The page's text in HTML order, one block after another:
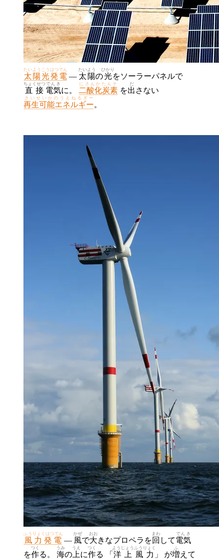
太陽光発電
たいようこうはつでん
— 太陽
たいよう
の光
ひかり
をソーラーパネルで
直接
ちょくせつ
電気
でんき
に。 二酸化炭素
にさんかたんそ
を出
だ
さない
再生可能エネルギー
さいせいかのうえねるぎー
。
風力発電
ふうりょくはつでん
— 風
かぜ
で大
おお
きなプロペラを回
まわ
して電気
でんき
を作
つく
る。 海
うみ
の 上
うえ
に作
つく
る 「 洋上
ようじょう
風力
ふうりょく
」 が増
ふ
えて